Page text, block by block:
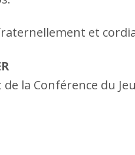
et
de la Conférence du